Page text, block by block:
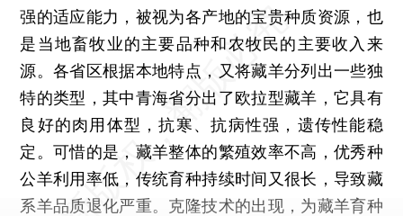
强的适应能力，被视为各产地的宝贵种质资源，也
是当地畜牧业的主要品种和农牧民的主要收入来
源。各省区根据本地特点，又将藏羊分列出一些独
特的类型，其中青海省分出了欧拉型藏羊，它具有
良好的肉用体型，抗寒、抗病性强，遗传性能稳
定。可惜的是，藏羊整体的繁殖效率不高，优秀种
公羊利用率低，传统育种持续时间又很长，导致藏
系羊品质退化严重。克隆技术的出现，为藏羊育种